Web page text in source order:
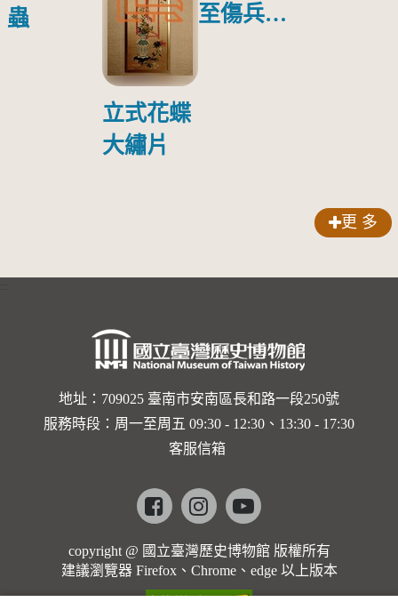
蟲
立式花蝶
大繡片
至傷兵醫
傷日本戰
更 多
地址：709025 臺南市安南區長和路一段250號
服務時段：周一至周五 09:30 - 12:30、13:30 - 17:30
客服信箱
Facebookinstagramyoutube
copyright @ 國立臺灣歷史博物館 版權所有
建議瀏覽器 Firefox、Chrome、edge 以上版本